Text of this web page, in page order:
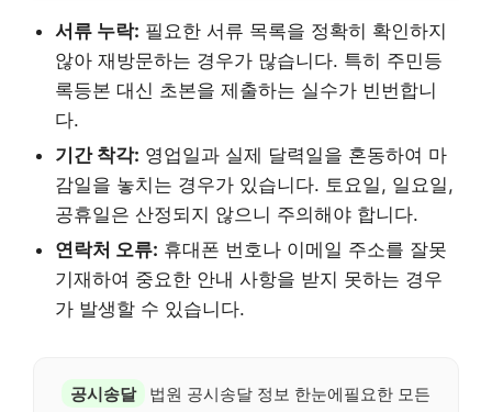
서류 누락: 필요한 서류 목록을 정확히 확인하지
않아 재방문하는 경우가 많습니다. 특히 주민등
록등본 대신 초본을 제출하는 실수가 빈번합니
다.
기간 착각: 영업일과 실제 달력일을 혼동하여 마
감일을 놓치는 경우가 있습니다. 토요일, 일요일,
공휴일은 산정되지 않으니 주의해야 합니다.
연락처 오류: 휴대폰 번호나 이메일 주소를 잘못
기재하여 중요한 안내 사항을 받지 못하는 경우
가 발생할 수 있습니다.
공시송달
법원 공시송달 정보 한눈에필요한 모든